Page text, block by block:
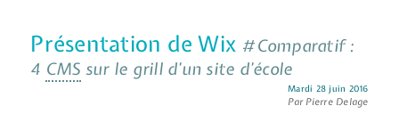
Présentation de Wix #Comparatif :
4 CMS sur le grill d’un site d’école
Mardi 28 juin 2016
Par Pierre Delage